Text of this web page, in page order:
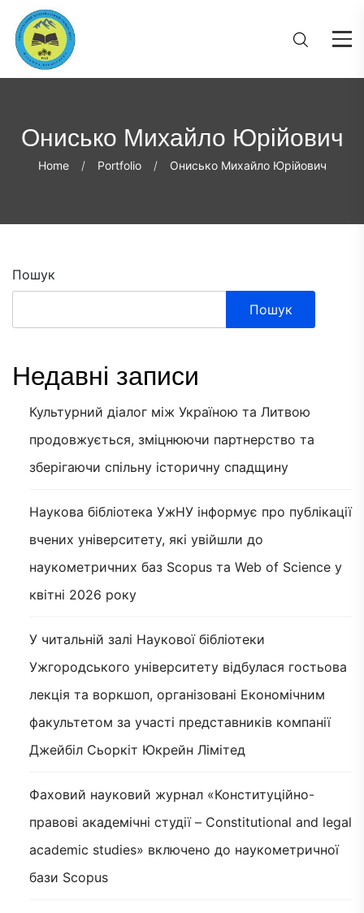
Онисько Михайло Юрійович
Home Portfolio Онисько Михайло Юрійович
Пошук
Пошук
Недавні записи
Культурний діалог між Україною та Литвою
продовжується, зміцнюючи партнерство та
зберігаючи спільну історичну спадщину
Наукова бібліотека УжНУ інформує про публікації
вчених університету, які увійшли до
наукометричних баз Scopus та Web of Science у
квітні 2026 року
У читальній залі Наукової бібліотеки
Ужгородського університету відбулася гостьова
лекція та воркшоп, організовані Економічним
факультетом за участі представників компанії
Джейбіл Сьоркіт Юкрейн Лімітед
Фаховий науковий журнал «Конституційно-
правові академічні студії – Constitutional and legal
academic studies» включено до наукометричної
бази Scopus